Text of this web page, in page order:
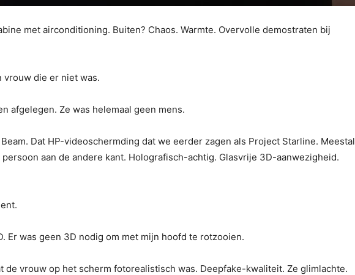
met airconditioning. Buiten? Chaos. Warmte. Overvolle demostraten bij
vrouw die er niet was.
afgelegen. Ze was helemaal geen mens.
Dat HP-videoschermding dat we eerder zagen als Project Starline. Meestal
aan de andere kant. Holografisch-achtig. Glasvrije 3D-aanwezigheid.
Er was geen 3D nodig om met mijn hoofd te rotzooien.
de vrouw op het scherm fotorealistisch was. Deepfake-kwaliteit. Ze glimlachte.